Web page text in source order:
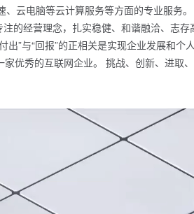
云电脑等云计算服务等方面的专业服务
的经营理念，扎实稳健、和谐融洽、志
”与“回报”的正相关是实现企业发展和个
优秀的互联网企业。 挑战、创新、进取